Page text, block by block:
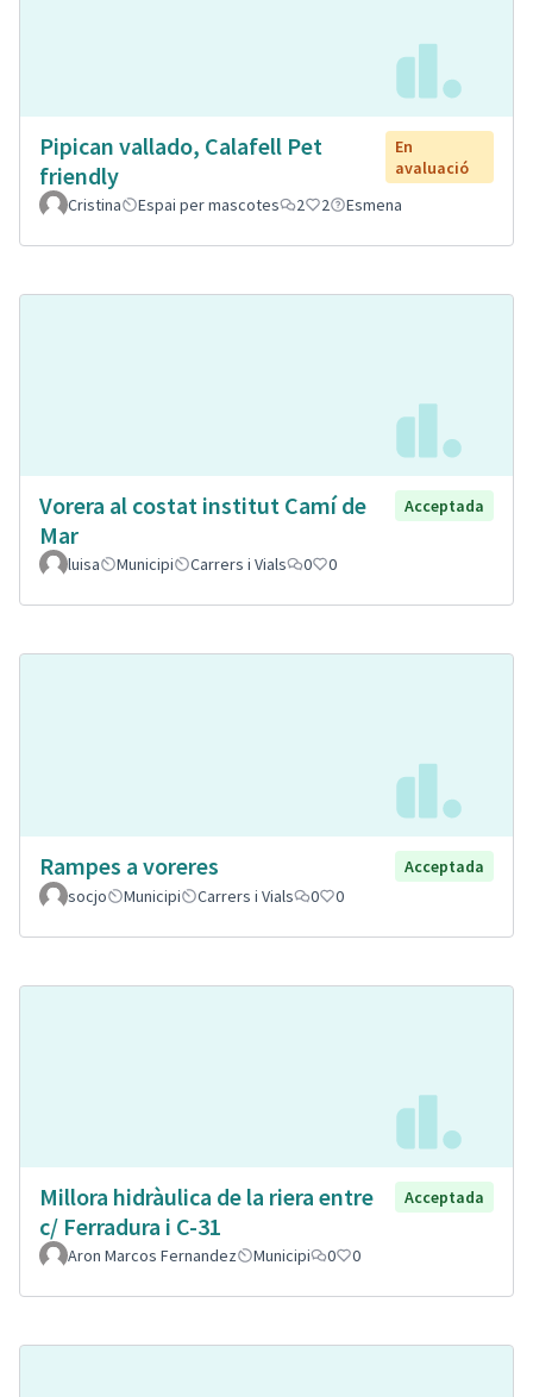
Pipican vallado, Calafell Pet
friendly
En
avaluació
Cristina
Espai per mascotes 2 2 Esmena
Vorera al costat institut Camí de
Mar
Acceptada
luisa Municipi Carrers i Vials 0 0
Rampes a voreres
Acceptada
socjo
Municipi Carrers i Vials 0 0
Millora hidràulica de la riera entre
c/ Ferradura i C-31
Acceptada
Aron Marcos Fernandez Municipi 0 0